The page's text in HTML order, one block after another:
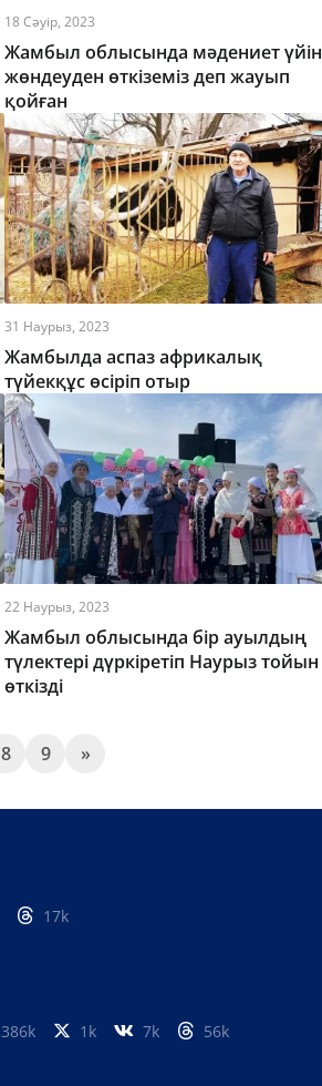
18 Сәуір, 2023
Жамбыл облысында мәдениет үйін
жөндеуден өткіземіз деп жауып
қойған
31 Наурыз, 2023
Жамбылда аспаз африкалық
түйекқұс өсіріп отыр
22 Наурыз, 2023
Жамбыл облысында бір ауылдың
түлектері дүркіретіп Наурыз тойын
өткізді
8 9 »
17k
386k 1k 7k 56k